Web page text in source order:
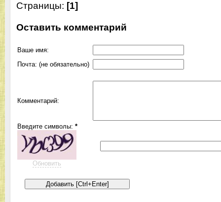
Страницы: [1]
Оставить комментарий
Ваше имя:
Почта: (не обязательно)
Комментарий:
Введите символы: *
Обновить